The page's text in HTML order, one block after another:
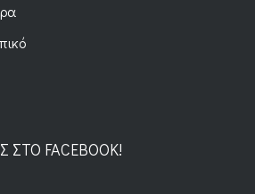
FACEBOOK!